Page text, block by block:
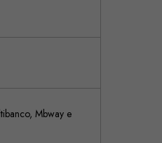
Mbway e